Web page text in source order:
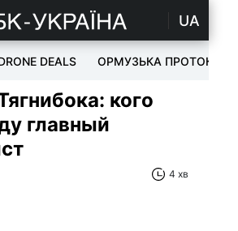
UA
DEALS ОРМУЗЬКА ПРОТОКА
кого
главный
4 хв